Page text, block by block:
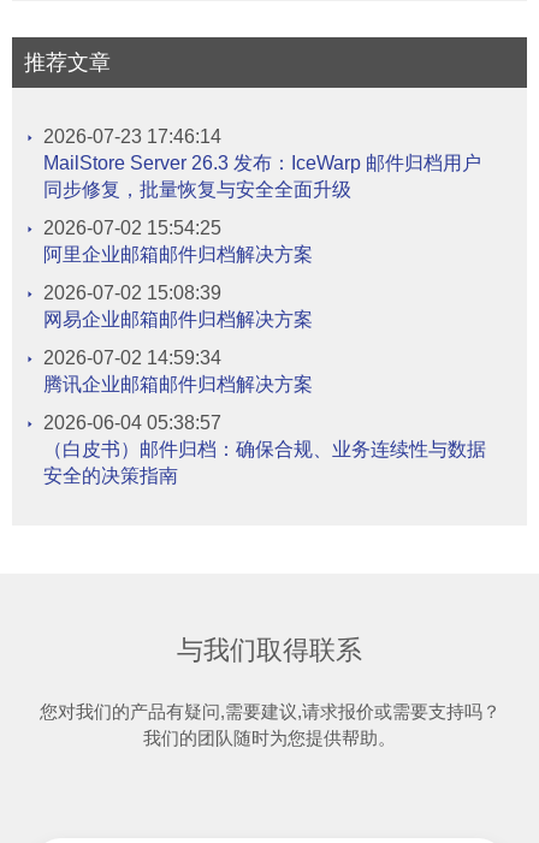
推荐文章
2026-07-23 17:46:14
MailStore Server 26.3 发布：IceWarp 邮件归档用户
同步修复，批量恢复与安全全面升级
2026-07-02 15:54:25
阿里企业邮箱邮件归档解决方案
2026-07-02 15:08:39
网易企业邮箱邮件归档解决方案
2026-07-02 14:59:34
腾讯企业邮箱邮件归档解决方案
2026-06-04 05:38:57
（白皮书）邮件归档：确保合规、业务连续性与数据
安全的决策指南
与我们取得联系
您对我们的产品有疑问,需要建议,请求报价或需要支持吗？
我们的团队随时为您提供帮助。